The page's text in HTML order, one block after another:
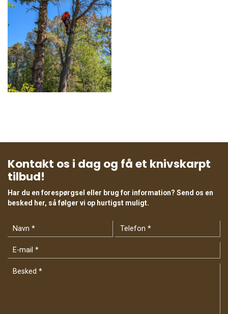
Kontakt os i dag og få et knivskarpt
tilbud!
Har du en forespørgsel eller brug for information? Send os en
besked her, så følger vi op hurtigst muligt.